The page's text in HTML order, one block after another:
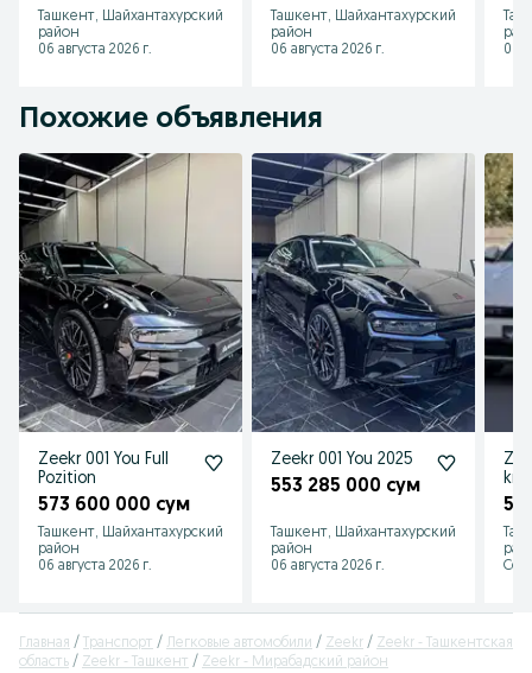
Ташкент, Шайхантахурский
район
06 августа 2026 г.
Ташкент, Шайхантахурский
район
06 августа 2026 г.
06
Похожие объявления
Zeekr 001 You Full
Pozition
573 600 000 сум
Ташкент, Шайхантахурский
район
06 августа 2026 г.
Zeekr 001 You 2025
553 285 000 сум
Ташкент, Шайхантахурский
район
06 августа 2026 г.
km
Главная Транспорт Легковые автомобили Zeekr
Zeekr - Ташкентская
область
Zeekr - Ташкент Zeekr - Мирабадский район